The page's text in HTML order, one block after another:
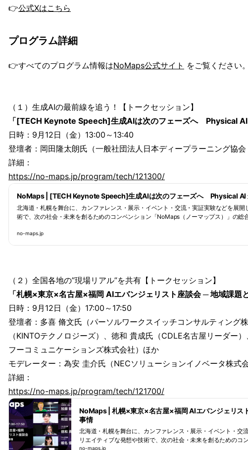
👉公式Xはこちら
プログラム詳細
👉すべてのプログラム情報はNoMaps公式サイト をご覧ください。
（１）生成AIの最前線を追う！【トークセッション】
「[TECH Keynote Speech]生成AIは次のフェーズへ Physical AI
日時：9月12日（金）13:00～13:40
登壇者：岡田隆太朗氏（一般社団法人日本ディープラーニング協会
詳細：
https://no-maps.jp/program/tech/121300/
NoMaps | [TECH Keynote Speech]生成AIは次のフェーズへ Physical AI
北海道・札幌を舞台に、カンファレンス・展示・イベント・交流・実証実験などを展開
術で、次の社会・未来を創るためのコンベンション「NoMaps（ノーマップス）」の総
no-maps.jp
（２）全国各地の”現場リアル”を共有【トークセッション】
「札幌×東京×名古屋×福岡 AIエバンジェリスト座談会 ─ 地域課題
日時：9月12日（金）17:00～17:50
登壇者：多喜 脩文氏（パーソルワークスイッチコンサルティング
（KINTOテクノロジーズ）、徳和 貴成氏（CDLE名古屋リーダー
フーコミュニケーションズ株式会社）ほか
モデレーター：為安 圭介氏（NECソリューションイノベータ株式会
詳細：
https://no-maps.jp/program/tech/121700/
NoMaps | 札幌×東京×名古屋×福岡 AIエバンジェリス
事情
北海道・札幌を舞台に、カンファレンス・展示・イベント・交
リエイティブな発想や技術で、次の社会・未来を創るためのコ
no-maps.jp